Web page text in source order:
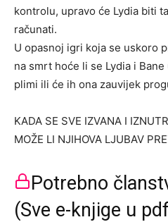
kontrolu, upravo će Lydia biti
računati.
U opasnoj igri koja se uskoro
na smrt hoće li se Lydia i
plimi ili će ih ona zauvijek
KADA SE SVE IZVANA I
MOŽE LI NJIHOVA LJUBAV
Potrebno
(Sve e-knjige u